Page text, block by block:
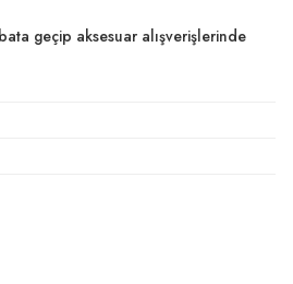
geçip aksesuar alışverişlerinde